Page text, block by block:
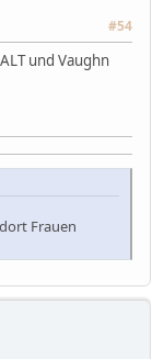
#54
und Vaughn
Frauen